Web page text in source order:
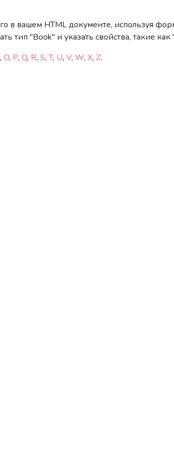
в вашем HTML документе, используя
тип "Book" и указать свойства, такие как
, O, P, Q, R, S,T, U, V, W, X, Z.